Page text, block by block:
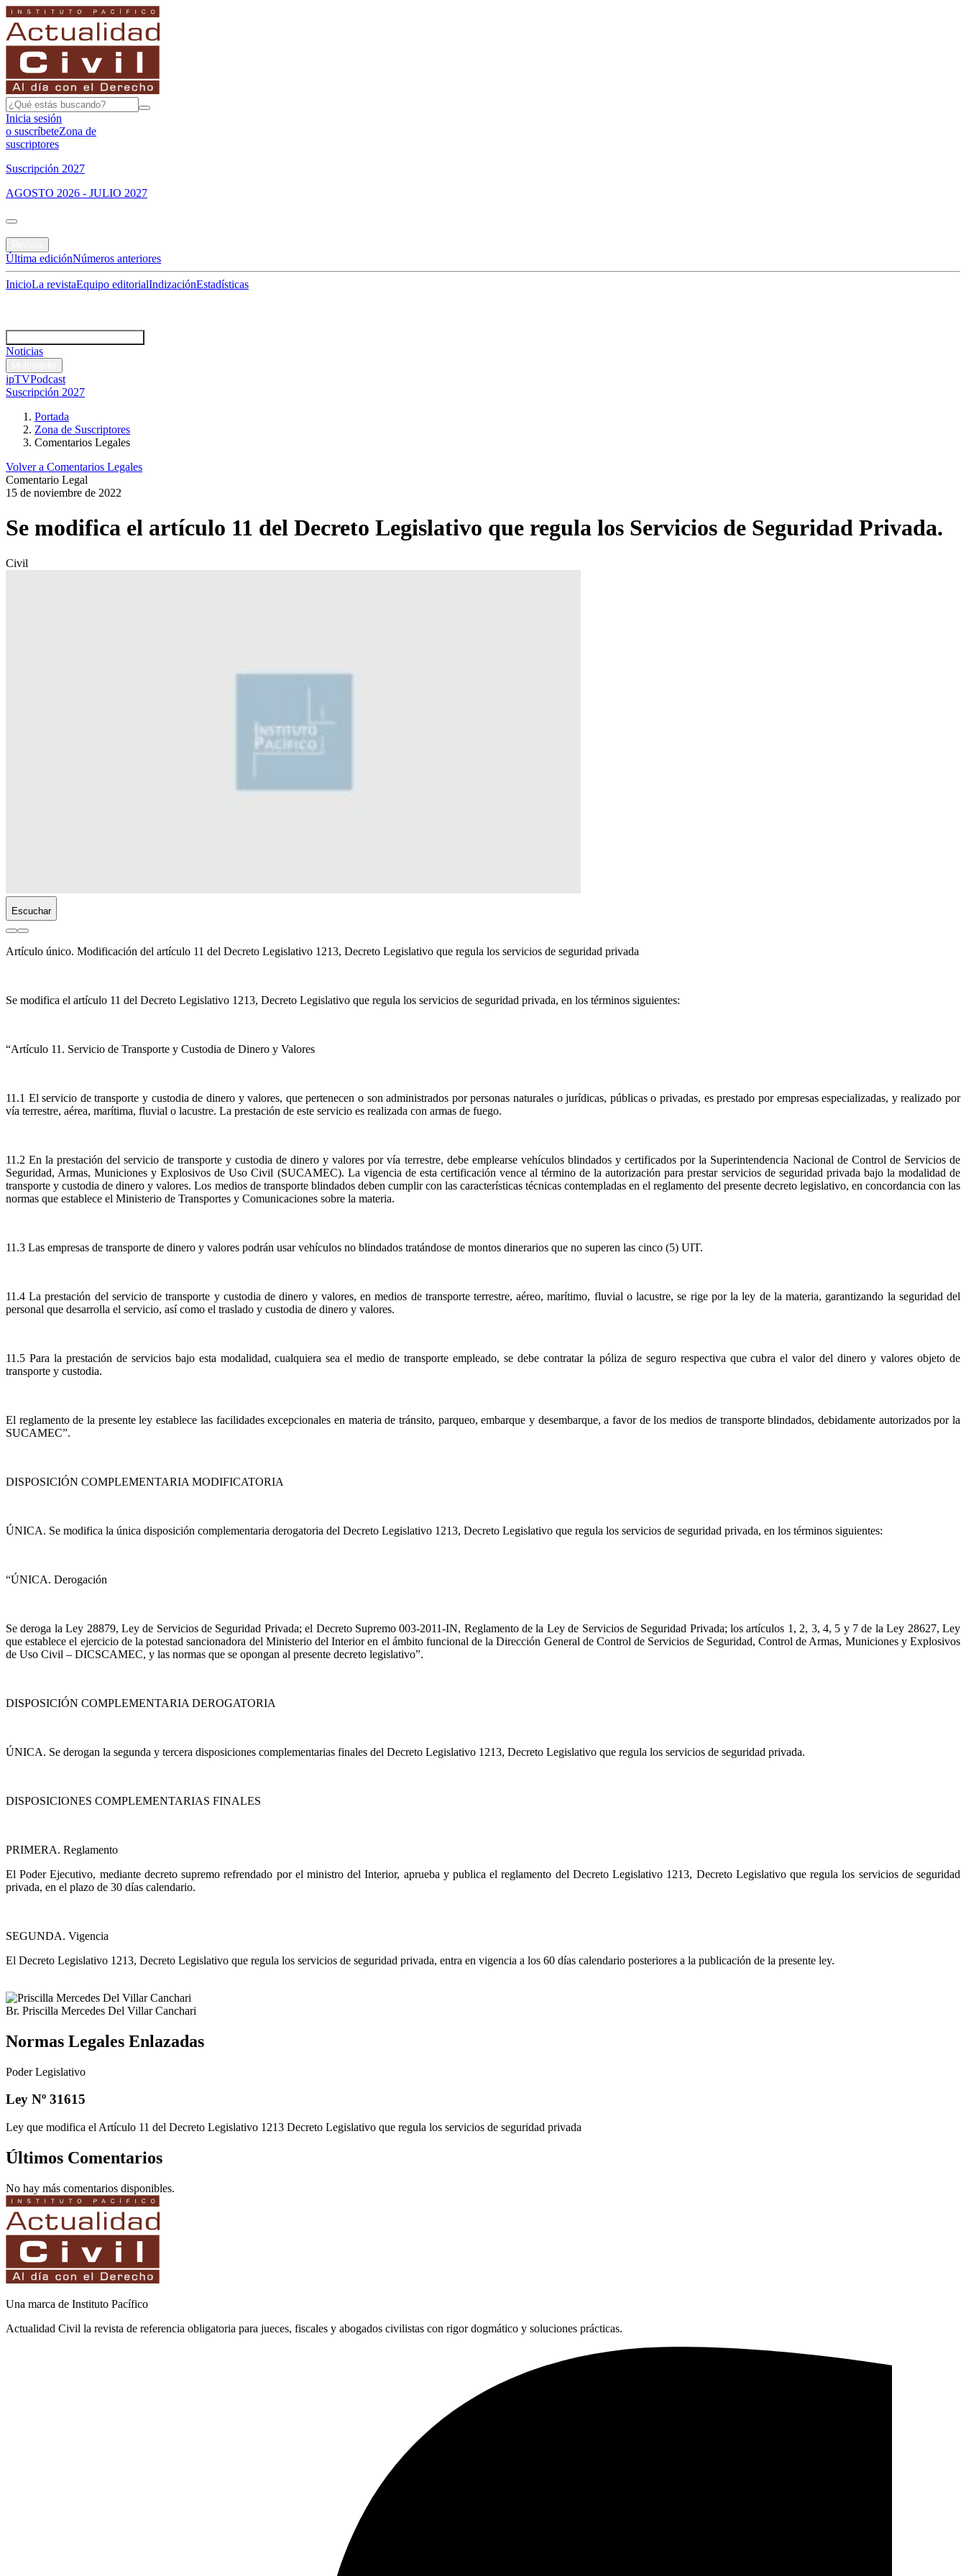
Inicia sesión
o suscríbeteZona de
suscriptores
Suscripción 2027
AGOSTO 2026 - JULIO 2027
Última ediciónNúmeros anteriores
InicioLa revistaEquipo editorialIndizaciónEstadísticas
Noticias
ipTVPodcast
Suscripción 2027
Portada
Zona de Suscriptores
Comentarios Legales
Volver a Comentarios Legales
Comentario Legal
15 de noviembre de 2022
Se modifica el artículo 11 del Decreto Legislativo que regula los Servicios de Seguridad Privada.
Civil
Escuchar
Artículo único. Modificación del artículo 11 del Decreto Legislativo 1213, Decreto Legislativo que regula los servicios de seguridad privada
Se modifica el artículo 11 del Decreto Legislativo 1213, Decreto Legislativo que regula los servicios de seguridad privada, en los términos siguientes:
“Artículo 11. Servicio de Transporte y Custodia de Dinero y Valores
11.1 El servicio de transporte y custodia de dinero y valores, que pertenecen o son administrados por personas naturales o jurídicas, públicas o privadas, es prestado por empresas especializadas, y realizado por
vía terrestre, aérea, marítima, fluvial o lacustre. La prestación de este servicio es realizada con armas de fuego.
11.2 En la prestación del servicio de transporte y custodia de dinero y valores por vía terrestre, debe emplearse vehículos blindados y certificados por la Superintendencia Nacional de Control de Servicios de
Seguridad, Armas, Municiones y Explosivos de Uso Civil (SUCAMEC). La vigencia de esta certificación vence al término de la autorización para prestar servicios de seguridad privada bajo la modalidad de
transporte y custodia de dinero y valores. Los medios de transporte blindados deben cumplir con las características técnicas contempladas en el reglamento del presente decreto legislativo, en concordancia con las
normas que establece el Ministerio de Transportes y Comunicaciones sobre la materia.
11.3 Las empresas de transporte de dinero y valores podrán usar vehículos no blindados tratándose de montos dinerarios que no superen las cinco (5) UIT.
11.4 La prestación del servicio de transporte y custodia de dinero y valores, en medios de transporte terrestre, aéreo, marítimo, fluvial o lacustre, se rige por la ley de la materia, garantizando la seguridad del
personal que desarrolla el servicio, así como el traslado y custodia de dinero y valores.
11.5 Para la prestación de servicios bajo esta modalidad, cualquiera sea el medio de transporte empleado, se debe contratar la póliza de seguro respectiva que cubra el valor del dinero y valores objeto de
transporte y custodia.
El reglamento de la presente ley establece las facilidades excepcionales en materia de tránsito, parqueo, embarque y desembarque, a favor de los medios de transporte blindados, debidamente autorizados por la
SUCAMEC”.
DISPOSICIÓN COMPLEMENTARIA MODIFICATORIA
ÚNICA. Se modifica la única disposición complementaria derogatoria del Decreto Legislativo 1213, Decreto Legislativo que regula los servicios de seguridad privada, en los términos siguientes:
“ÚNICA. Derogación
Se deroga la Ley 28879, Ley de Servicios de Seguridad Privada; el Decreto Supremo 003-2011-IN, Reglamento de la Ley de Servicios de Seguridad Privada; los artículos 1, 2, 3, 4, 5 y 7 de la Ley 28627, Ley
que establece el ejercicio de la potestad sancionadora del Ministerio del Interior en el ámbito funcional de la Dirección General de Control de Servicios de Seguridad, Control de Armas, Municiones y Explosivos
de Uso Civil – DICSCAMEC, y las normas que se opongan al presente decreto legislativo”.
DISPOSICIÓN COMPLEMENTARIA DEROGATORIA
ÚNICA. Se derogan la segunda y tercera disposiciones complementarias finales del Decreto Legislativo 1213, Decreto Legislativo que regula los servicios de seguridad privada.
DISPOSICIONES COMPLEMENTARIAS FINALES
PRIMERA. Reglamento
El Poder Ejecutivo, mediante decreto supremo refrendado por el ministro del Interior, aprueba y publica el reglamento del Decreto Legislativo 1213, Decreto Legislativo que regula los servicios de seguridad
privada, en el plazo de 30 días calendario.
SEGUNDA. Vigencia
El Decreto Legislativo 1213, Decreto Legislativo que regula los servicios de seguridad privada, entra en vigencia a los 60 días calendario posteriores a la publicación de la presente ley.
Br. Priscilla Mercedes Del Villar Canchari
Normas Legales Enlazadas
Poder Legislativo
Ley Nº 31615
Ley que modifica el Artículo 11 del Decreto Legislativo 1213 Decreto Legislativo que regula los servicios de seguridad privada
Últimos Comentarios
No hay más comentarios disponibles.
Una marca de Instituto Pacífico
Actualidad Civil la revista de referencia obligatoria para jueces, fiscales y abogados civilistas con rigor dogmático y soluciones prácticas.